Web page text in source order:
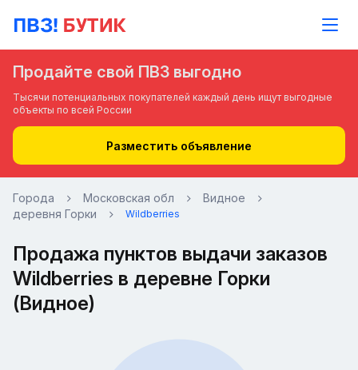
Продайте свой ПВЗ выгодно
Тысячи потенциальных покупателей каждый день ищут выгодные
объекты по всей России
Разместить объявление
Города Московская обл
Видное
деревня Горки
Wildberries
Продажа пунктов выдачи заказов
Wildberries в деревне Горки
(Видное)